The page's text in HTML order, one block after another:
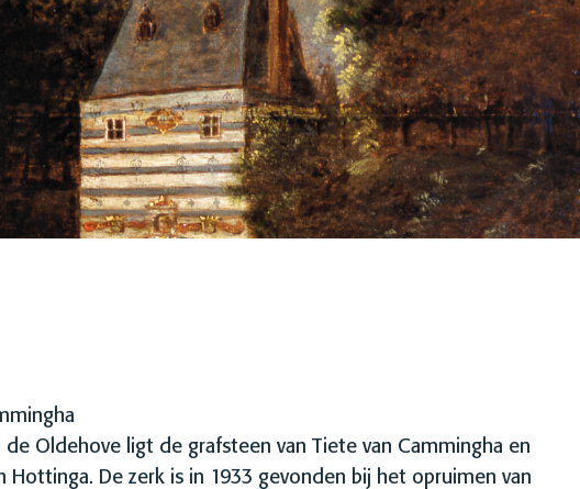
Oldehove ligt de grafsteen van Tiete van Cammingha en
Hottinga. De zerk is in 1933 gevonden bij het opruimen van